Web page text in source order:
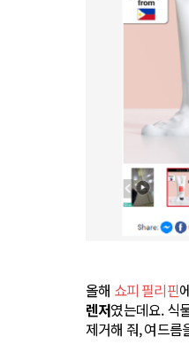
올해 쇼피 필리핀
렌저였는데요. 식
제거해 줘, 여드름